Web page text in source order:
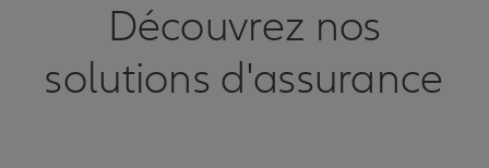
Découvrez nos
solutions d'assurance